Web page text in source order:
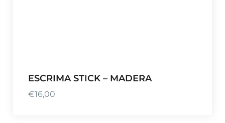
ESCRIMA STICK – MADERA
€16,00